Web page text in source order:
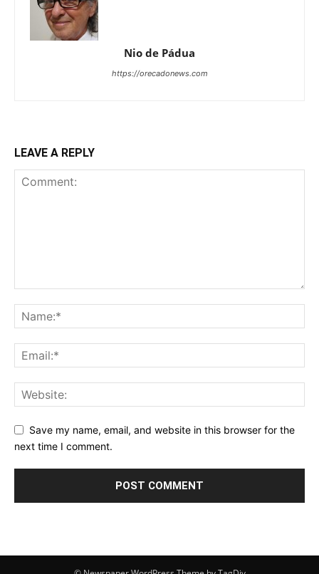
Nio de Pádua
https://orecadonews.com
LEAVE A REPLY
Save my name, email, and website in this browser for the
next time I comment.